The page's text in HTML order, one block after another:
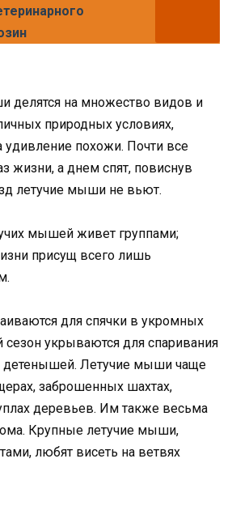
делятся на множество видов и
природных условиях,
удивление похожи. Почти все
жизни, а днем спят, повиснув
летучие мыши не вьют.
мышей живет группами;
присущ всего лишь
для спячки в укромных
сезон укрываются для спаривания
детенышей. Летучие мыши чаще
заброшенных шахтах,
деревьев. Им также весьма
Крупные летучие мыши,
любят висеть на ветвях